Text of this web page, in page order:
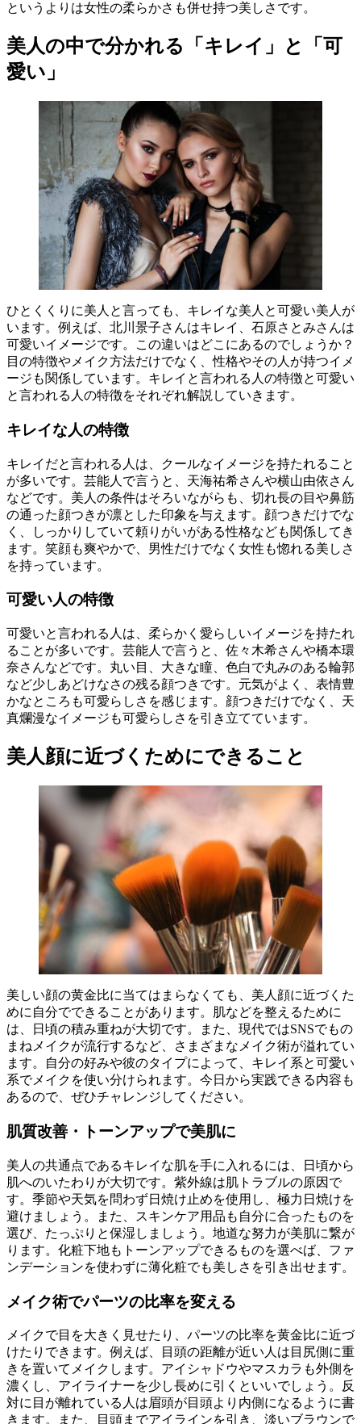
というよりは女性の柔らかさも併せ持つ美しさです。
美人の中で分かれる「キレイ」と「可
愛い」
ひとくくりに美人と言っても、キレイな美人と可愛い美人が
います。例えば、北川景子さんはキレイ、石原さとみさんは
可愛いイメージです。この違いはどこにあるのでしょうか？
目の特徴やメイク方法だけでなく、性格やその人が持つイメ
ージも関係しています。キレイと言われる人の特徴と可愛い
と言われる人の特徴をそれぞれ解説していきます。
キレイな人の特徴
キレイだと言われる人は、クールなイメージを持たれること
が多いです。芸能人で言うと、天海祐希さんや横山由依さん
などです。美人の条件はそろいながらも、切れ長の目や鼻筋
の通った顔つきが凛とした印象を与えます。顔つきだけでな
く、しっかりしていて頼りがいがある性格なども関係してき
ます。笑顔も爽やかで、男性だけでなく女性も惚れる美しさ
を持っています。
可愛い人の特徴
可愛いと言われる人は、柔らかく愛らしいイメージを持たれ
ることが多いです。芸能人で言うと、佐々木希さんや橋本環
奈さんなどです。丸い目、大きな瞳、色白で丸みのある輪郭
など少しあどけなさの残る顔つきです。元気がよく、表情豊
かなところも可愛らしさを感じます。顔つきだけでなく、天
真爛漫なイメージも可愛らしさを引き立てています。
美人顔に近づくためにできること
美しい顔の黄金比に当てはまらなくても、美人顔に近づくた
めに自分でできることがあります。肌などを整えるために
は、日頃の積み重ねが大切です。また、現代ではSNSでもの
まねメイクが流行するなど、さまざまなメイク術が溢れてい
ます。自分の好みや彼のタイプによって、キレイ系と可愛い
系でメイクを使い分けられます。今日から実践できる内容も
あるので、ぜひチャレンジしてください。
肌質改善・トーンアップで美肌に
美人の共通点であるキレイな肌を手に入れるには、日頃から
肌へのいたわりが大切です。紫外線は肌トラブルの原因で
す。季節や天気を問わず日焼け止めを使用し、極力日焼けを
避けましょう。また、スキンケア用品も自分に合ったものを
選び、たっぷりと保湿しましょう。地道な努力が美肌に繋が
ります。化粧下地もトーンアップできるものを選べば、ファ
ンデーションを使わずに薄化粧でも美しさを引き出せます。
メイク術でパーツの比率を変える
メイクで目を大きく見せたり、パーツの比率を黄金比に近づ
けたりできます。例えば、目頭の距離が近い人は目尻側に重
きを置いてメイクします。アイシャドウやマスカラも外側を
濃くし、アイライナーを少し長めに引くといいでしょう。反
対に目が離れている人は眉頭が目頭より内側になるように書
きます。また、目頭までアイラインを引き、淡いブラウンで